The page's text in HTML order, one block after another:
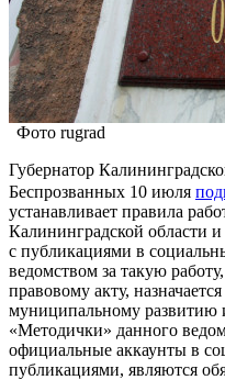
Фото rugrad
Губернатор
Беспрозванных 10 июля
устанавливает правила
Калининградской области
с публикациями в
ведомством за такую
правовому акту,
муниципальному развитию
«Методички» данного
официальные аккаунты в
публикациями, являются